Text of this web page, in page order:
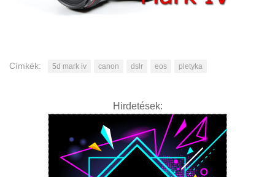
Címkék: 5d mark iv canon dslr eos pletyka
Hirdetések: